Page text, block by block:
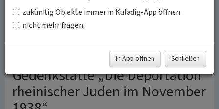
Gedenktafel an die
Judendeportationen 1938
in Königsdorf
Gedenkstätte „Die Deportation
rheinischer Juden im November
zukünftig Objekte immer in Kuladig-App öffnen
nicht mehr fragen
In App öffnen Schließen